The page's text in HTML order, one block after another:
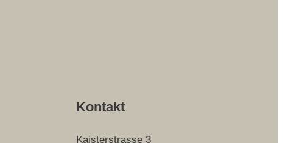
Kontakt
Kaisterstrasse 3